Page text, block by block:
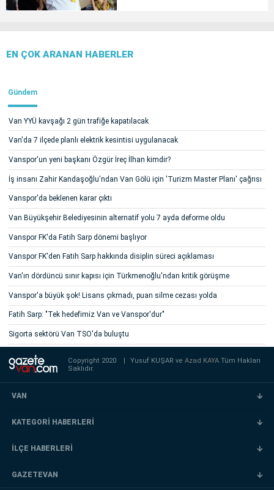
EN ÇOK ARANAN HABERLER
Gündem
Van YYÜ kavşağı 2 gün trafiğe kapatılacak
Van'da 7 ilçede planlı elektrik kesintisi uygulanacak
Vanspor'un yeni başkanı Özgür İreç İlhan kimdir?
İş insanı Zahir Kandaşoğlu'ndan Van Gölü için 'Turizm Master Planı' çağrısı
Vanspor'da beklenen karar çıktı
Van Büyükşehir Belediyesinin alternatif yolu 7 ayda deforme oldu
Vanspor FK'da Fatih Sarp dönemi başlıyor
Vanspor FK'den Fatih Sarp hakkında disiplin süreci açıklaması
Van'ın dördüncü sınır kapısı için Türkmenoğlu'ndan kritik görüşme
Vanspor'a büyük şok! Lisans çıkmadı, puan silme cezası yolda
Fatih Sarp: "Tek hedefimiz Van ve Vanspor'dur"
Sigorta sektörü Van TSO'da buluştu
Copyright 2020 | Yusuf KUŞAR veAzad KAYATüm Hakları
Saklıdır.
VAN
KATEGORİ HABERLERİ
İLÇE HABERLERİ
GAZETEVAN